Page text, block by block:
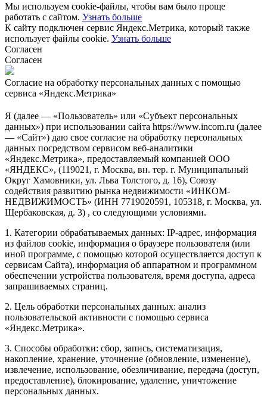
Мы используем cookie-файлы, чтобы вам было проще
работать с сайтом. Узнать больше
К сайту подключен сервис Яндекс.Метрика, который также
использует файлы cookie. Узнать больше
Согласен
Согласен
Согласие на обработку персональных данных с помощью
сервиса «Яндекс.Метрика»
Я (далее — «Пользователь» или «Субъект персональных
данных») при использовании сайта https://www.incom.ru (далее
— «Сайт») даю свое согласие на обработку персональных
данных посредством сервисом веб-аналитики
«Яндекс.Метрика», предоставляемый компанией ООО
«ЯНДЕКС», (119021, г. Москва, вн. тер. г. Муниципальный
Округ Хамовники, ул. Льва Толстого, д. 16), Союзу
содействия развитию рынка недвижимости «ИНКОМ-
НЕДВИЖИМОСТЬ» (ИНН 7719020591, 105318, г. Москва, ул.
Щербаковская, д. 3) , со следующими условиями.
1. Категории обрабатываемых данных: IP-адрес, информация
из файлов cookie, информация о браузере пользователя (или
иной программе, с помощью которой осуществляется доступ к
сервисам Сайта), информация об аппаратном и программном
обеспечении устройства пользователя, время доступа, адреса
запрашиваемых страниц.
2. Цель обработки персональных данных: анализ
пользовательской активности с помощью сервиса
«Яндекс.Метрика».
3. Способы обработки: сбор, запись, систематизация,
накопление, хранение, уточнение (обновление, изменение),
извлечение, использование, обезличивание, передача (доступ,
предоставление), блокирование, удаление, уничтожение
персональных данных.